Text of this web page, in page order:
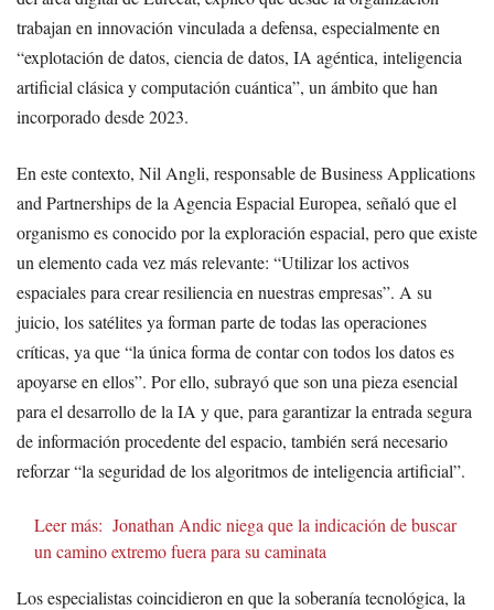
trabajan en innovación vinculada a defensa, especialmente en
“explotación de datos, ciencia de datos, IA agéntica, inteligencia
artificial clásica y computación cuántica”, un ámbito que han
incorporado desde 2023.
En este contexto, Nil Angli, responsable de Business Applications
and Partnerships de la Agencia Espacial Europea, señaló que el
organismo es conocido por la exploración espacial, pero que existe
un elemento cada vez más relevante: “Utilizar los activos
espaciales para crear resiliencia en nuestras empresas”. A su
juicio, los satélites ya forman parte de todas las operaciones
críticas, ya que “la única forma de contar con todos los datos es
apoyarse en ellos”. Por ello, subrayó que son una pieza esencial
para el desarrollo de la IA y que, para garantizar la entrada segura
de información procedente del espacio, también será necesario
reforzar “la seguridad de los algoritmos de inteligencia artificial”.
Leer más: Jonathan Andic niega que la indicación de buscar
un camino extremo fuera para su caminata
Los especialistas coincidieron en que la soberanía tecnológica, la